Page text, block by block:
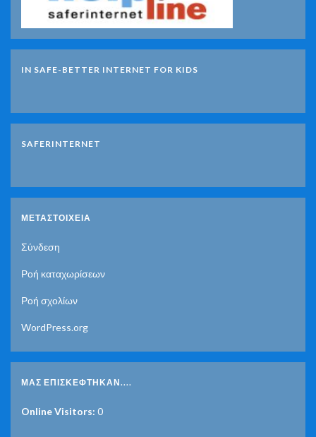
IN SAFE-BETTER INTERNET FOR KIDS
SAFERINTERNET
ΜΕΤΑΣΤΟΙΧΕΊΑ
Σύνδεση
Ροή καταχωρίσεων
Ροή σχολίων
WordPress.org
ΜΑΣ ΕΠΙΣΚΈΦΤΗΚΑΝ....
Online Visitors: 0